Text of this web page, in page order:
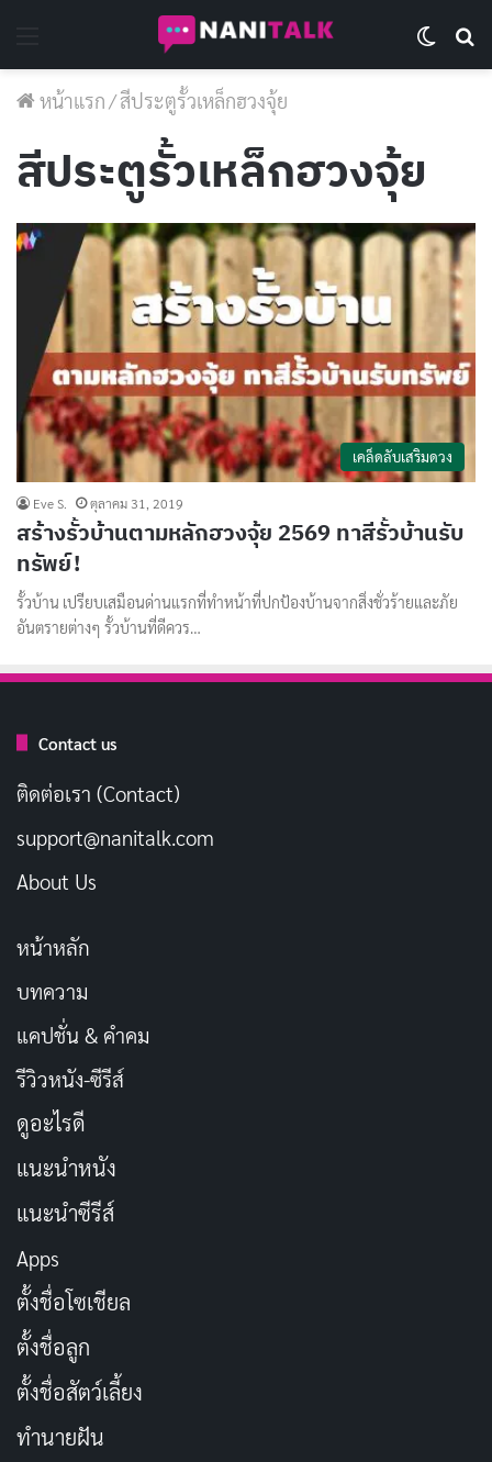
หน้าแรก/สีประตูรั้วเหล็กฮวงจุ้ย
สีประตูรั้วเหล็กฮวงจุ้ย
เคล็ดลับเสริมดวง
Eve S. ตุลาคม 31, 2019
สร้างรั้วบ้านตามหลักฮวงจุ้ย 2569 ทาสีรั้วบ้านรับ
ทรัพย์!
รั้วบ้าน เปรียบเสมือนด่านแรกที่ทำหน้าที่ปกป้องบ้านจากสิ่งชั่วร้ายและภัย
อันตรายต่างๆ รั้วบ้านที่ดีควร…
Contact us
ติดต่อเรา (Contact)
support@nanitalk.com
About Us
หน้าหลัก
บทความ
แคปชั่น & คำคม
รีวิวหนัง-ซีรีส์
ดูอะไรดี
แนะนำหนัง
แนะนำซีรีส์
Apps
ตั้งชื่อโซเชียล
ตั้งชื่อลูก
ตั้งชื่อสัตว์เลี้ยง
ทำนายฝัน